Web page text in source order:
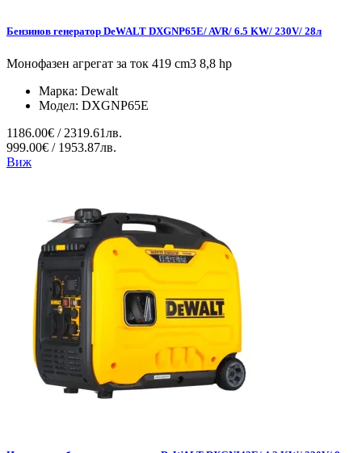
Бензинов генератор DeWALT DXGNP65E/ AVR/ 6.5 KW/ 230V/ 28л
Монофазен агрегат за ток 419 cm3 8,8 hp
Марка: Dewalt
Модел: DXGNP65E
1186.00€ / 2319.61лв.
999.00€ / 1953.87лв.
Виж